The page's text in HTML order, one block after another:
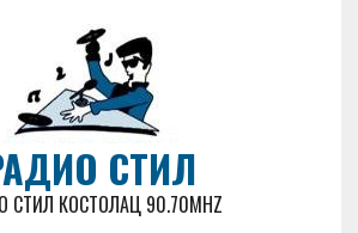
СТИЛ
СТИЛ КОСТОЛАЦ 90.70MHZ